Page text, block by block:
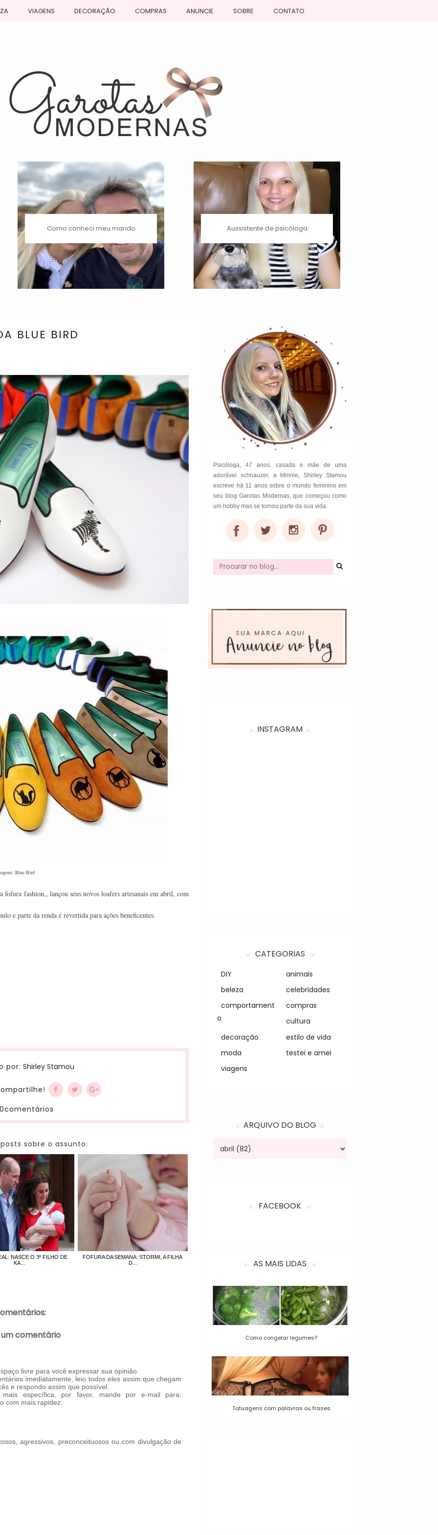
VIAGENS DECORAÇÃO COMPRAS ANUNCIE SOBRE CONTATO
Como conheci meu marido Aussistente de psicóloga
BLUE BIRD
Blue Bird
fofura fashion,, lançou seus novos loafers artesanais em abril, com
e parte da renda é revertida para ações beneficentes.
por: Shirley Stamou
sobre o assunto:
NASCE O 3º FILHO DE
KA...
FOFURA DA SEMANA: STORMI, A FILHA
D...
comentário
livre para você expressar sua opinião.
imediatamente, leio todos eles assim que chegam
e respondo assim que possível.
específica, por favor, mande por e-mail para:
com mais rapidez.
agressivos, preconceituosos ou com divulgação de
Psicóloga, 47 anos, casada e mãe de uma
adorável schnauzer, a Minnie, Shirley Stamou
escreve há 11 anos sobre o mundo feminino em
seu blog Garotas Modernas, que começou como
um hobby mas se tornou parte da sua vida.
INSTAGRAM
CATEGORIAS
DIY
animais
beleza
celebridades
comportament
o
compras
cultura
decoração
estilo de vida
moda
testei e amei
viagens
ARQUIVO DO BLOG
FACEBOOK
AS MAIS LIDAS
Como congelar legumes?
Tatuagens com palavras ou frases